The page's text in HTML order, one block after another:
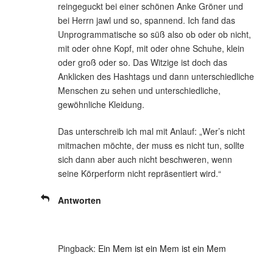
reingeguckt bei einer schönen Anke Gröner und
bei Herrn jawl und so, spannend. Ich fand das
Unprogrammatische so süß also ob oder ob nicht,
mit oder ohne Kopf, mit oder ohne Schuhe, klein
oder groß oder so. Das Witzige ist doch das
Anklicken des Hashtags und dann unterschiedliche
Menschen zu sehen und unterschiedliche,
gewöhnliche Kleidung.
Das unterschreib ich mal mit Anlauf: „Wer’s nicht
mitmachen möchte, der muss es nicht tun, sollte
sich dann aber auch nicht beschweren, wenn
seine Körperform nicht repräsentiert wird.“
Antworten
Pingback: Ein Mem ist ein Mem ist ein Mem